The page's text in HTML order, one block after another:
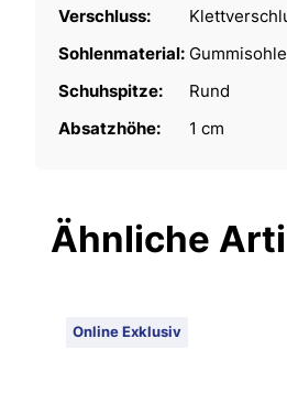
Verschluss:
Sohlenmaterial: Gummisohle
Schuhspitze:
Rund
Absatzhöhe:
1 cm
Ähnliche
Online Exklusiv